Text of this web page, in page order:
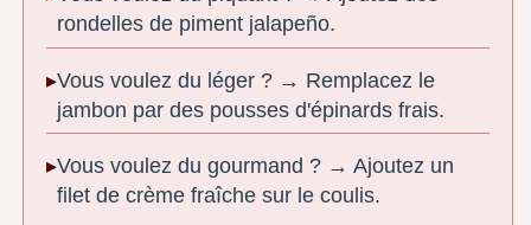
rondelles de piment jalapeño.
Vous voulez du léger ? → Remplacez le
jambon par des pousses d'épinards frais.
Vous voulez du gourmand ? → Ajoutez un
filet de crème fraîche sur le coulis.